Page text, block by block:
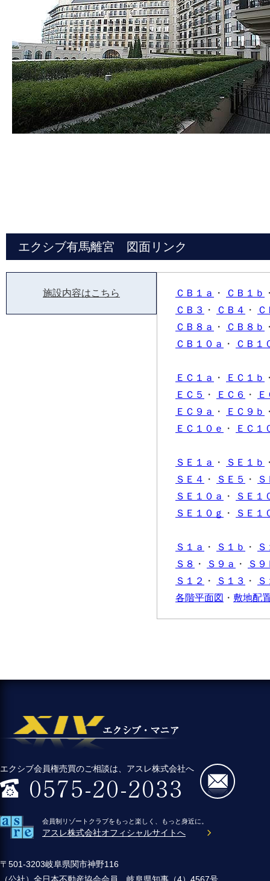
エクシブ有馬離宮 図面リンク
施設内容はこちら ＣＢ１ａ ・ ＣＢ１ｂ
ＣＢ３ ・ ＣＢ４ ・
ＣＢ８ａ
・ ＣＢ８ｂ
ＣＢ１０ａ
・ ＣＢ１
ＥＣ１ａ ・ ＥＣ１ｂ
ＥＣ５
・ ＥＣ６ ・
ＥＣ９ａ
・ ＥＣ９ｂ
ＥＣ１０ｅ
・ ＥＣ１
ＳＥ１ａ ・ ＳＥ１ｂ
ＳＥ４ ・ ＳＥ５ ・
ＳＥ１０ａ
・
ＳＥ１
ＳＥ１０ｇ
・ ＳＥ１
Ｓ１ａ ・ Ｓ１ｂ ・
Ｓ８ ・ Ｓ９ａ ・
Ｓ９
Ｓ１２
・ Ｓ１３ ・
各階平面図 ・ 敷地配
エクシブ会員権売買のご相談は、アスレ株式会社へ
会員制リゾートクラブをもっと楽しく、もっと身近に。
アスレ株式会社オフィシャルサイトへ
〒501-3203岐阜県関市神野116